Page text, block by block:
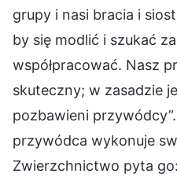
grupy i nasi bracia i
by się modlić i szukać
współpracować. Nasz
skuteczny; w zasadzie
pozbawieni
przywódca wykonuje
Zwierzchnictwo pyta